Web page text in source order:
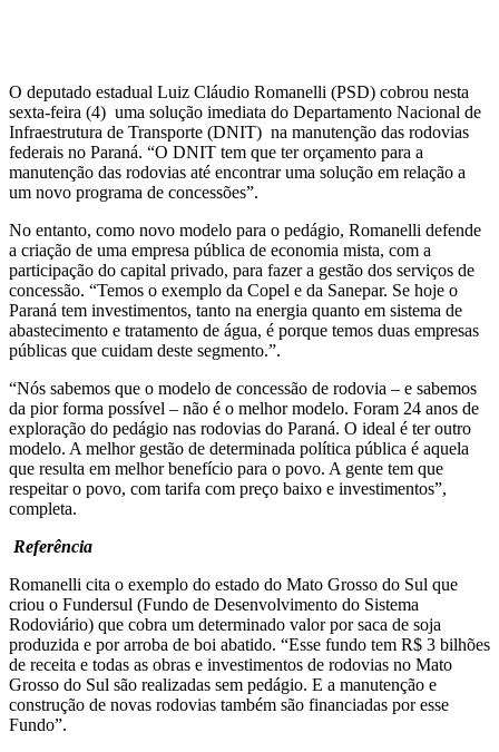
O deputado estadual Luiz Cláudio Romanelli (PSD) cobrou nesta
sexta-feira (4) uma solução imediata do Departamento Nacional de
Infraestrutura de Transporte (DNIT) na manutenção das rodovias
federais no Paraná. “O DNIT tem que ter orçamento para a
manutenção das rodovias até encontrar uma solução em relação a
um novo programa de concessões”.
No entanto, como novo modelo para o pedágio, Romanelli defende
a criação de uma empresa pública de economia mista, com a
participação do capital privado, para fazer a gestão dos serviços de
concessão. “Temos o exemplo da Copel e da Sanepar. Se hoje o
Paraná tem investimentos, tanto na energia quanto em sistema de
abastecimento e tratamento de água, é porque temos duas empresas
públicas que cuidam deste segmento.”.
“Nós sabemos que o modelo de concessão de rodovia – e sabemos
da pior forma possível – não é o melhor modelo. Foram 24 anos de
exploração do pedágio nas rodovias do Paraná. O ideal é ter outro
modelo. A melhor gestão de determinada política pública é aquela
que resulta em melhor benefício para o povo. A gente tem que
respeitar o povo, com tarifa com preço baixo e investimentos”,
completa.
Referência
Romanelli cita o exemplo do estado do Mato Grosso do Sul que
criou o Fundersul (Fundo de Desenvolvimento do Sistema
Rodoviário) que cobra um determinado valor por saca de soja
produzida e por arroba de boi abatido. “Esse fundo tem R$ 3 bilhões
de receita e todas as obras e investimentos de rodovias no Mato
Grosso do Sul são realizadas sem pedágio. E a manutenção e
construção de novas rodovias também são financiadas por esse
Fundo”.